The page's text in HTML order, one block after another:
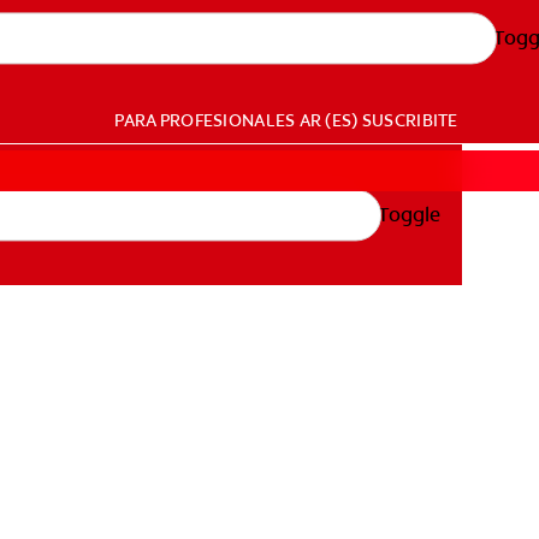
PARA PROFESIONALES AR (ES) SUSCRIBITE
Toggle